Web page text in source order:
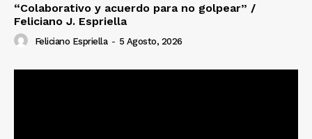
“Colaborativo y acuerdo para no golpear” /
Feliciano J. Espriella
Feliciano Espriella - 5 Agosto, 2026